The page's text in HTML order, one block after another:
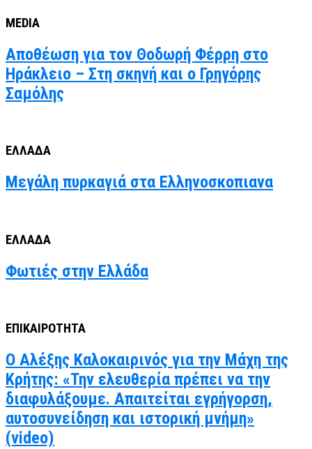
MEDIA
Αποθέωση για τον Θοδωρή Φέρρη στο
Ηράκλειο – Στη σκηνή και ο Γρηγόρης
Σαμόλης
ΕΛΛΑΔΑ
Μεγάλη πυρκαγιά στα Ελληνοσκοπιανα
ΕΛΛΑΔΑ
Φωτιές στην Ελλάδα
ΕΠΙΚΑΙΡΟΤΗΤΑ
Ο Αλέξης Καλοκαιρινός για την Μάχη της
Κρήτης: «Την ελευθερία πρέπει να την
διαφυλάξουμε. Απαιτείται εγρήγορση,
αυτοσυνείδηση και ιστορική μνήμη»
(video)